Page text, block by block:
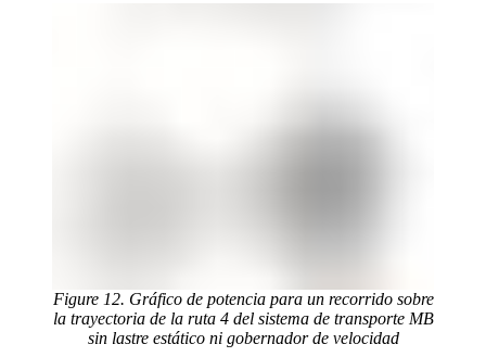
Figure 12. Gráfico de potencia para un recorrido sobre
la trayectoria de la ruta 4 del sistema de transporte MB
sin lastre estático ni gobernador de velocidad